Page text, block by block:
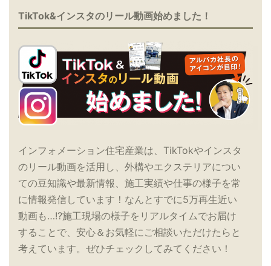
TikTok&インスタのリール動画始めました！
インフォメーション住宅産業は、TikTokやインスタ
のリール動画を活用し、外構やエクステリアについ
ての豆知識や最新情報、施工実績や仕事の様子を常
に情報発信しています！なんとすでに5万再生近い
動画も…!?施工現場の様子をリアルタイムでお届け
することで、安心＆お気軽にご相談いただけたらと
考えています。ぜひチェックしてみてください！